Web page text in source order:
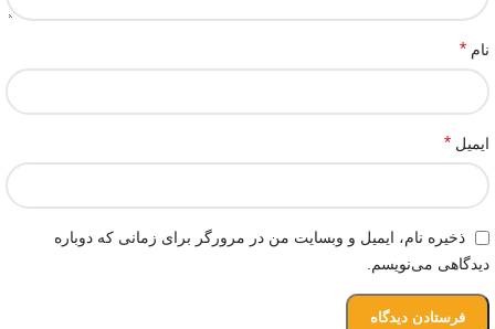
نام *
ایمیل *
ذخیره نام، ایمیل و وبسایت من در مرورگر برای زمانی که دوباره
دیدگاهی می‌نویسم.